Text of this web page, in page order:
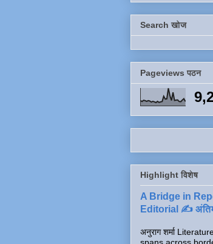
Search खोज
Pageviews पठन
Highlight विशेष
A Bridge in
Editorial ✍️
अनुराग शर्मा